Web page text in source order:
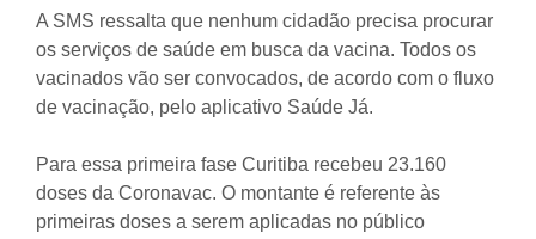
A SMS ressalta que nenhum cidadão precisa procurar
os serviços de saúde em busca da vacina. Todos os
vacinados vão ser convocados, de acordo com o fluxo
de vacinação, pelo aplicativo Saúde Já.
Para essa primeira fase Curitiba recebeu 23.160
doses da Coronavac. O montante é referente às
primeiras doses a serem aplicadas no público